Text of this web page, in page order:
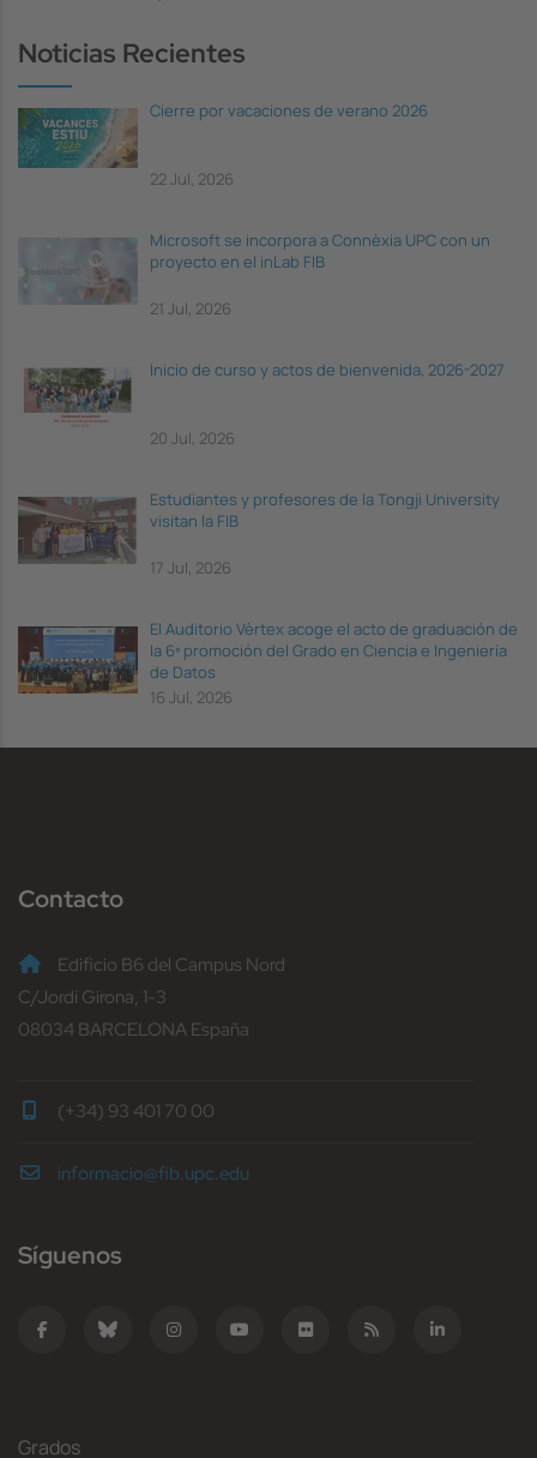
Noticias Recientes
Cierre por vacaciones de verano 2026
22 Jul, 2026
Microsoft se incorpora a Connèxia UPC con un
proyecto en el inLab FIB
21 Jul, 2026
Inicio de curso y actos de bienvenida, 2026-2027
20 Jul, 2026
Estudiantes y profesores de la Tongji University
visitan la FIB
17 Jul, 2026
El Auditorio Vèrtex acoge el acto de graduación de
la 6ª promoción del Grado en Ciencia e Ingeniería
de Datos
16 Jul, 2026
Contacto
Edificio B6 del Campus Nord
C/Jordi Girona, 1-3
08034 BARCELONA España
(+34) 93 401 70 00
informacio@fib.upc.edu
Síguenos
Grados